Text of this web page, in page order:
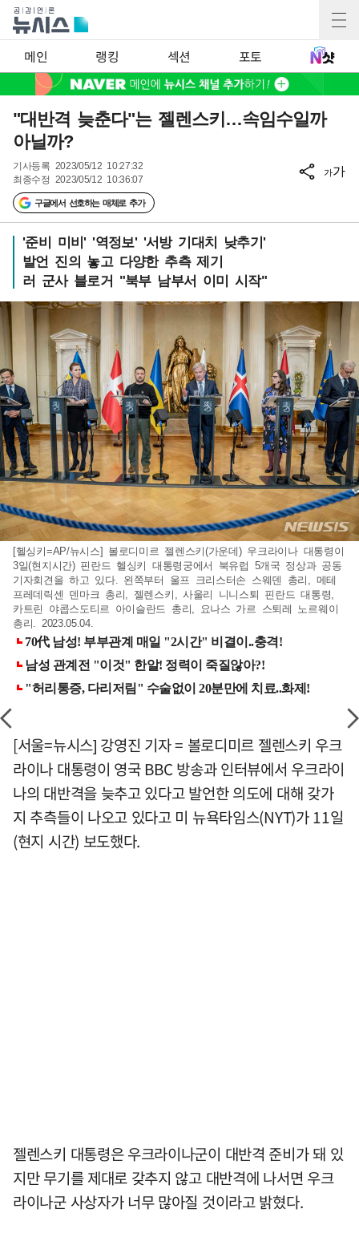
메인 랭킹 섹션 포토
"대반격 늦춘다"는 젤렌스키…속임수일까
아닐까?
기사등록 2023/05/12 10:27:32
최종수정 2023/05/12 10:36:07
구글에서 선호하는 매체로 추가
가가
'준비 미비' '역정보' '서방 기대치 낮추기'
발언 진의 놓고 다양한 추측 제기
러 군사 블로거 "북부 남부서 이미 시작"
[헬싱키=AP/뉴시스] 볼로디미르 젤렌스키(가운데) 우크라이나 대통령이
3일(현지시간) 핀란드 헬싱키 대통령궁에서 북유럽 5개국 정상과 공동
기자회견을 하고 있다. 왼쪽부터 울프 크리스터손 스웨덴 총리, 메테
프레데릭센 덴마크 총리, 젤렌스키, 사울리 니니스퇴 핀란드 대통령,
카트린 야콥스도티르 아이슬란드 총리, 요나스 가르 스퇴레 노르웨이
총리. 2023.05.04.
[서울=뉴시스] 강영진 기자 = 볼로디미르 젤렌스키 우크
라이나 대통령이 영국 BBC 방송과 인터뷰에서 우크라이
나의 대반격을 늦추고 있다고 발언한 의도에 대해 갖가
지 추측들이 나오고 있다고 미 뉴욕타임스(NYT)가 11일
(현지 시간) 보도했다.
젤렌스키 대통령은 우크라이나군이 대반격 준비가 돼 있
지만 무기를 제대로 갖추지 않고 대반격에 나서면 우크
라이나군 사상자가 너무 많아질 것이라고 밝혔다.